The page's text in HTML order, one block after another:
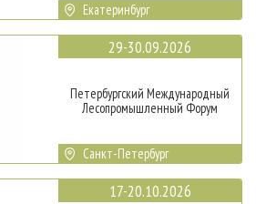
Екатеринбург
29-30.09.2026
Петербургский Международный
Лесопромышленный Форум
Санкт-Петербург
17-20.10.2026